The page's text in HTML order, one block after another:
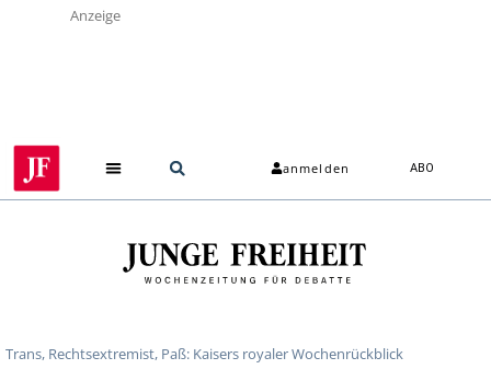
Anzeige
anmelden ABO
Trans, Rechtsextremist, Paß: Kaisers royaler Wochenrückblick